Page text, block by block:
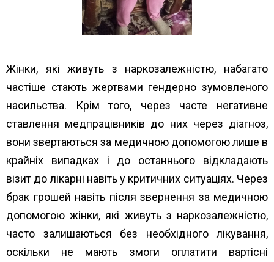
Жінки, які живуть з наркозалежністю, набагато
частіше стають жертвами гендерно зумовленого
насильства. Крім того, через часте негативне
ставлення медпрацівників до них через діагноз,
вони звертаються за медичною допомогою лише в
крайніх випадках і до останнього відкладають
візит до лікарні навіть у критичних ситуаціях. Через
брак грошей навіть після звернення за медичною
допомогою жінки, які живуть з наркозалежністю,
часто залишаються без необхідного лікування,
оскільки не мають змоги оплатити вартісні